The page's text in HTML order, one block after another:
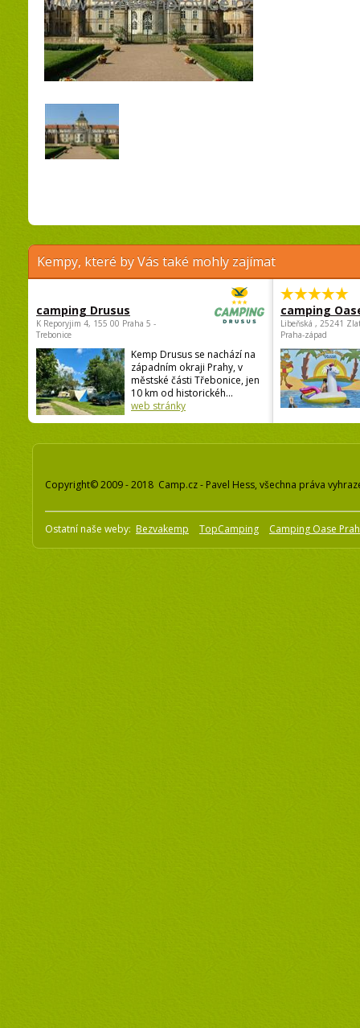
Kempy, které by Vás také mohly zajímat
camping Drusus
K Reporyjim 4, 155 00 Praha 5 -
Trebonice
Kemp Drusus se nachází na
západním okraji Prahy, v
městské části Třebonice, jen
10 km od historickéh...
web stránky
camping
Libeňská , 25241
Praha-západ
Copyright© 2009 - 2018 Camp.cz - Pavel Hess, všechna práva
Ostatní naše weby: Bezvakemp TopCamping Camping Oase